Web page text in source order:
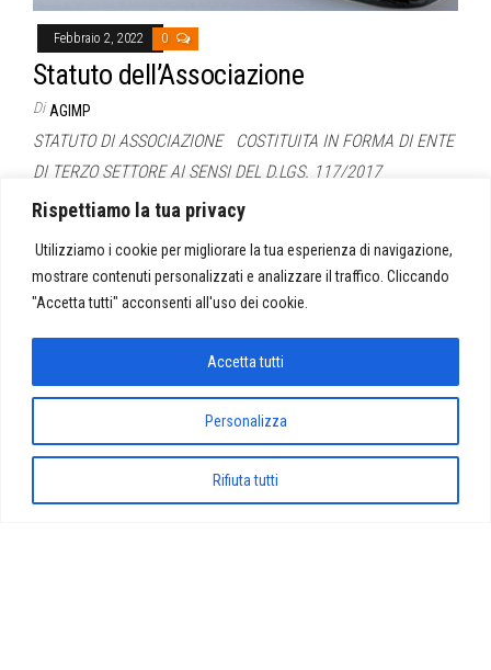
Rispettiamo la tua privacy
Utilizziamo i cookie per migliorare la tua esperienza di navigazione,
mostrare contenuti personalizzati e analizzare il traffico. Cliccando
"Accetta tutti" acconsenti all'uso dei cookie.
Personalizza
Rifiuta tutti
Accetta tutti
Febbraio 2, 2022 0
Statuto dell’Associazione
Di AGIMP
STATUTO DI ASSOCIAZIONE COSTITUITA IN FORMA DI ENTE
DI TERZO SETTORE AI SENSI DEL D.LGS. 117/2017
ASSOCIAZIONE “AGIMP –…
Proudly powered by WordPress |Tema: